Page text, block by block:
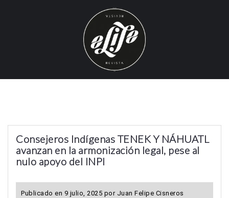
Consejeros Indígenas TENEK Y NÁHUATL
avanzan en la armonización legal, pese al
nulo apoyo del INPI
Publicado en 9 julio, 2025 por Juan Felipe Cisneros